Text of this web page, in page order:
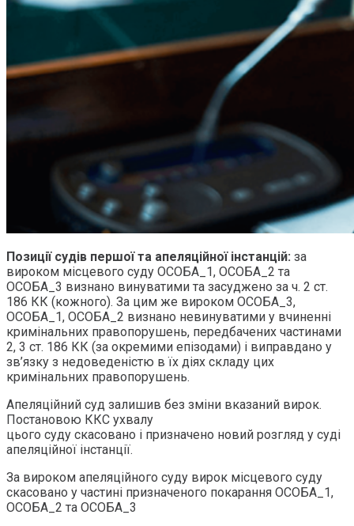
Позиції судів першої та апеляційної інстанцій: за
вироком місцевого суду ОСОБА_1, ОСОБА_2 та
ОСОБА_3 визнано винуватими та засуджено за ч. 2 ст.
186 КК (кожного). За цим же вироком ОСОБА_3,
ОСОБА_1, ОСОБА_2 визнано невинуватими у вчиненні
кримінальних правопорушень, передбачених частинами
2, 3 ст. 186 КК (за окремими епізодами) і виправдано у
зв’язку з недоведеністю в їх діях складу цих
кримінальних правопорушень.
Апеляційний суд залишив без зміни вказаний вирок.
Постановою ККС ухвалу
цього суду скасовано і призначено новий розгляд у суді
апеляційної інстанції.
За вироком апеляційного суду вирок місцевого суду
скасовано у частині призначеного покарання ОСОБА_1,
ОСОБА_2 та ОСОБА_3